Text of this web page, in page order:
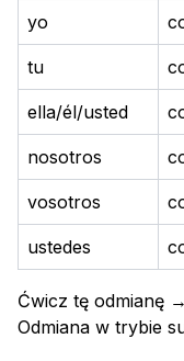
yo
tu
ella/él/usted
nosotros
vosotros
ustedes
Ćwicz tę odmianę →
Odmiana w trybie